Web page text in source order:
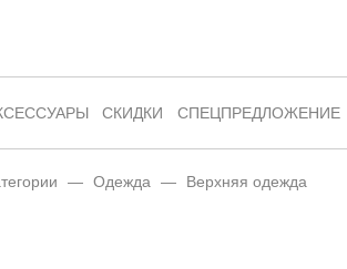
СКИДКИ СПЕЦПРЕДЛОЖЕНИЕ
— Одежда — Верхняя одежда